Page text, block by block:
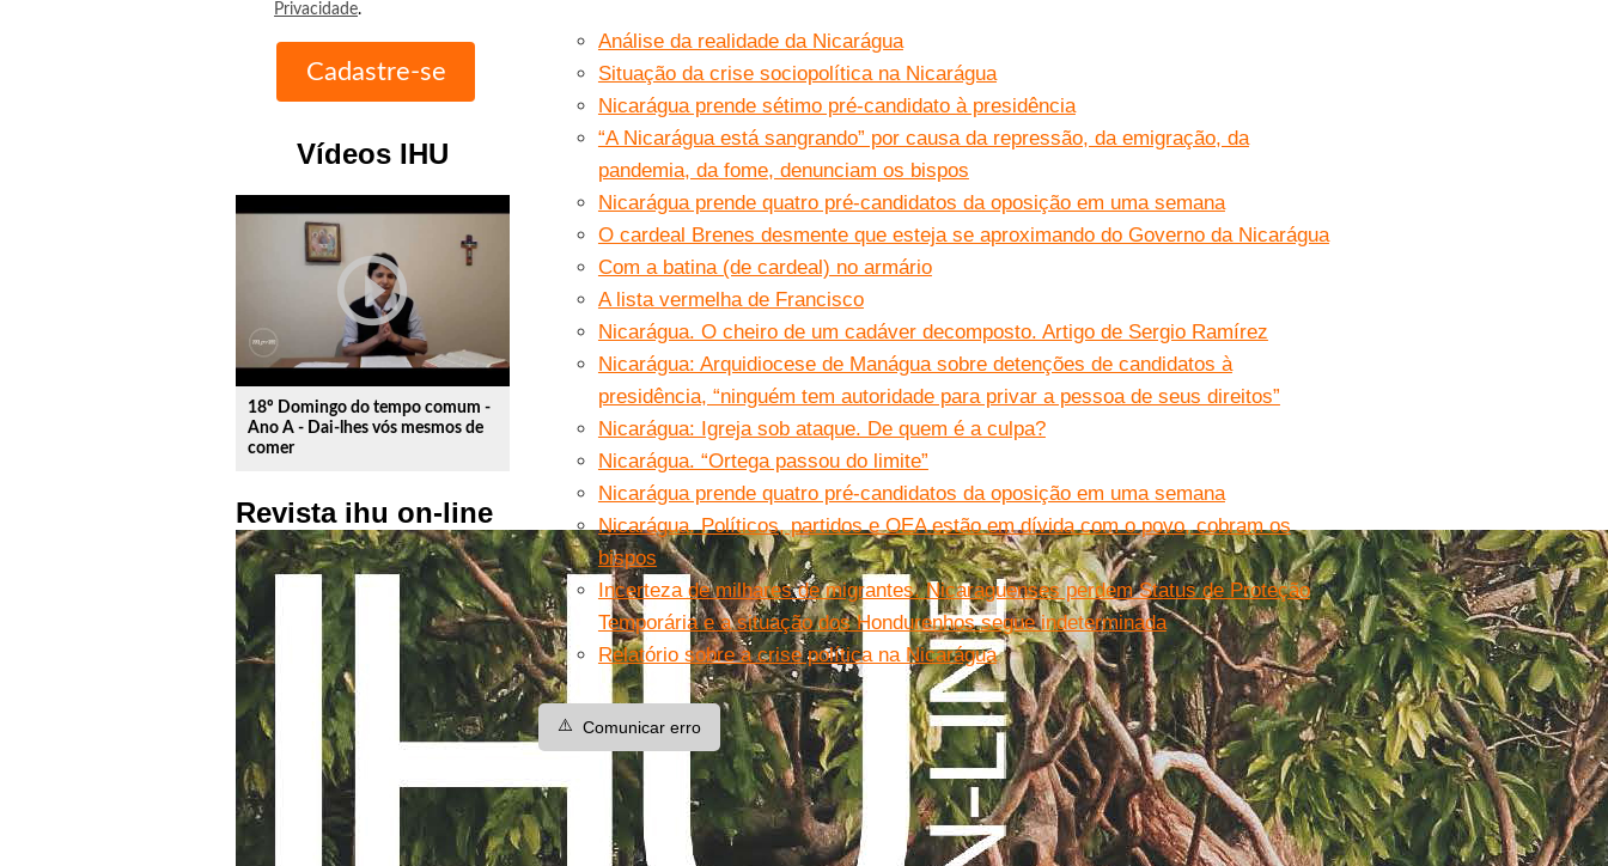
Privacidade.
Vídeos IHU
play_circle_outline
18º Domingo do tempo comum -
Ano A - Dai-lhes vós mesmos de
comer
Revista ihu on-line
Análise da realidade da Nicarágua
Situação da crise sociopolítica na Nicarágua
Nicarágua prende sétimo pré-candidato à presidência
“A Nicarágua está sangrando” por causa da repressão, da emigração, da
pandemia, da fome, denunciam os bispos
Nicarágua prende quatro pré-candidatos da oposição em uma semana
O cardeal Brenes desmente que esteja se aproximando do Governo da Nicarágua
Com a batina (de cardeal) no armário
A lista vermelha de Francisco
Nicarágua. O cheiro de um cadáver decomposto. Artigo de Sergio Ramírez
Nicarágua: Arquidiocese de Manágua sobre detenções de candidatos à
presidência, “ninguém tem autoridade para privar a pessoa de seus direitos”
Nicarágua: Igreja sob ataque. De quem é a culpa?
Nicarágua. “Ortega passou do limite”
Nicarágua prende quatro pré-candidatos da oposição em uma semana
Nicarágua. Políticos, partidos e OEA estão em dívida com o povo, cobram os
bispos
Incerteza de milhares de migrantes. Nicaraguenses perdem Status de Proteção
Temporária e a situação dos Hondurenhos segue indeterminada
Relatório sobre a crise política na Nicarágua
⚠️ Comunicar erro